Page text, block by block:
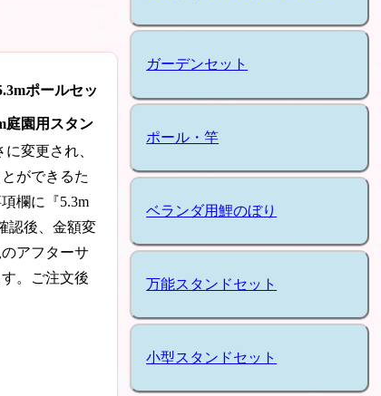
ポールセッ
庭園用スタン
変更され、
ができるた
欄に『5.3m
認後、金額変
アフターサ
。ご注文後
ガーデンセット
ポール・竿
ベランダ用鯉のぼり
万能スタンドセット
小型スタンドセット